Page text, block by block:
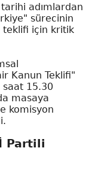
adımlardan
sürecinin
teklifi için kritik
Kanun Teklifi"
15.30
masaya
komisyon
Partili